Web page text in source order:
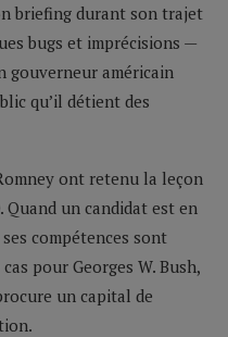
briefing durant son trajet
bugs et imprécisions —
gouverneur américain
qu’il détient des
ont retenu la leçon
Quand un candidat est en
compétences sont
pour Georges W. Bush,
un capital de